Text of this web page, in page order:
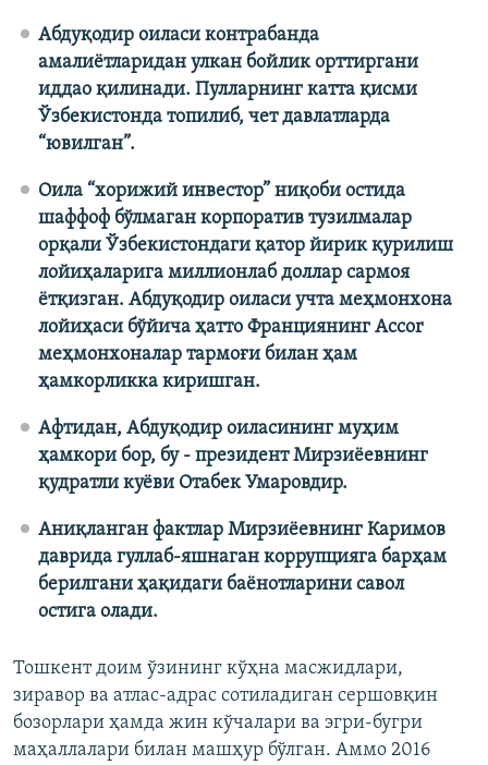
Абдуқодироиласи контрабанда
амалиётларидан улкан бойлик орттиргани
иддао қилинади. Пулларнинг катта қисми
Ўзбекистонда топилиб, чет давлатларда
“ювилган”.
Оила “хорижий инвестор” ниқоби остида
шаффоф бўлмаган корпоратив тузилмалар
орқали Ўзбекистондаги қатор йирик қурилиш
лойиҳаларига миллионлаб доллар сармоя
ётқизган. Абдуқодир​ оиласи учта меҳмонхона
лойиҳаси бўйича ҳатто Франциянинг Accor
меҳмонхоналар тармоғи билан ҳам
ҳамкорликка киришган.
Афтидан, Абдуқодир​ оиласининг муҳим
ҳамкори бор, бу - президент Мирзиёевнинг
қудратли куёви Отабек Умаровдир.
Аниқланган фактлар Мирзиёевнинг Каримов
даврида гуллаб-яшнаган коррупцияга барҳам
берилгани ҳақидаги баёнотларини савол
остига олади.
Тошкент доим ўзининг кўҳна масжидлари,
зиравор ва атлас-адрас сотиладиган сершовқин
бозорлари ҳамда жин кўчалари ва эгри-бугри
маҳаллалари билан машҳур бўлган. Аммо 2016